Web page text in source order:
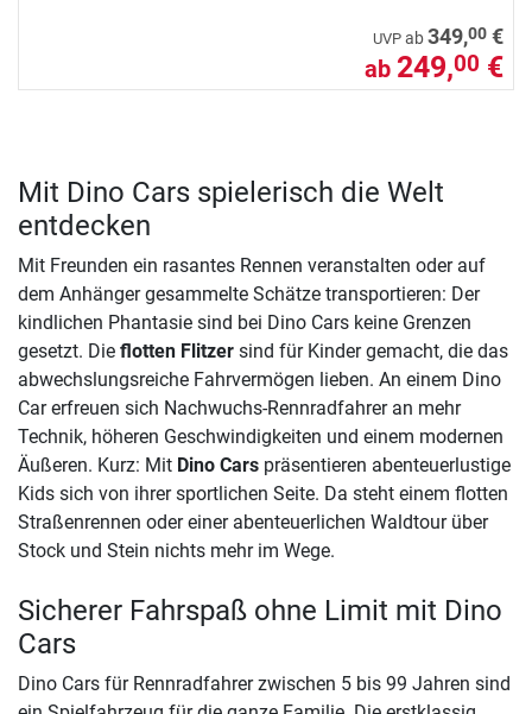
UVP ab349,00 €
ab 249,00 €
Mit Dino Cars spielerisch die Welt
entdecken
Mit Freunden ein rasantes Rennen veranstalten oder auf
dem Anhänger gesammelte Schätze transportieren: Der
kindlichen Phantasie sind bei Dino Cars keine Grenzen
gesetzt. Die flotten Flitzer sind für Kinder gemacht, die das
abwechslungsreiche Fahrvermögen lieben. An einem Dino
Car erfreuen sich Nachwuchs-Rennradfahrer an mehr
Technik, höheren Geschwindigkeiten und einem modernen
Äußeren. Kurz: Mit Dino Cars präsentieren abenteuerlustige
Kids sich von ihrer sportlichen Seite. Da steht einem flotten
Straßenrennen oder einer abenteuerlichen Waldtour über
Stock und Stein nichts mehr im Wege.
Sicherer Fahrspaß ohne Limit mit Dino
Cars
Dino Cars für Rennradfahrer zwischen 5 bis 99 Jahren sind